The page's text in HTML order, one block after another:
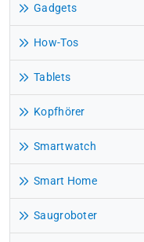
Gadgets
How-Tos
Tablets
Kopfhörer
Smartwatch
Smart Home
Saugroboter